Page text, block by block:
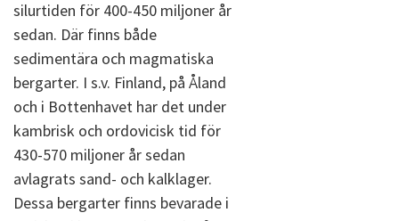
silurtiden för 400-450 miljoner år
sedan. Där finns både
sedimentära och magmatiska
bergarter. I s.v. Finland, på Åland
och i Bottenhavet har det under
kambrisk och ordovicisk tid för
430-570 miljoner år sedan
avlagrats sand- och kalklager.
Dessa bergarter finns bevarade i